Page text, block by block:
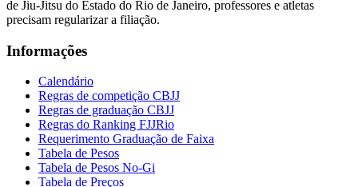
de Jiu-Jitsu do Estado do Rio de Janeiro, professores e atletas
precisam regularizar a filiação.
Informações
Calendário
Regras de competição CBJJ
Regras de graduação CBJJ
Regras do Ranking FJJRio
Requerimento Graduação de Faixa
Tabela de Pesos
Tabela de Pesos No-Gi
Tabela de Preços